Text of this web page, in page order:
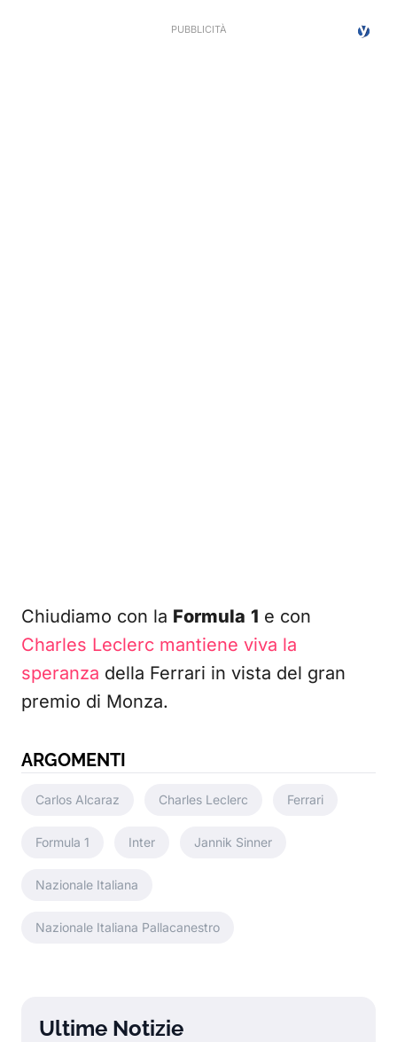
Chiudiamo con la Formula 1 e con
Charles Leclerc mantiene viva la
speranza della Ferrari in vista del gran
premio di Monza.
ARGOMENTI
Carlos Alcaraz Charles Leclerc Ferrari
Formula 1 Inter Jannik Sinner
Nazionale Italiana
Nazionale Italiana Pallacanestro
Ultime Notizie